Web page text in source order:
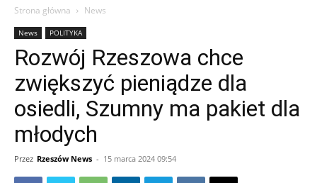
Strona główna News
News POLITYKA
Rozwój Rzeszowa chce
zwiększyć pieniądze dla
osiedli, Szumny ma pakiet dla
młodych
Przez Rzeszów News - 15 marca 2024 09:54